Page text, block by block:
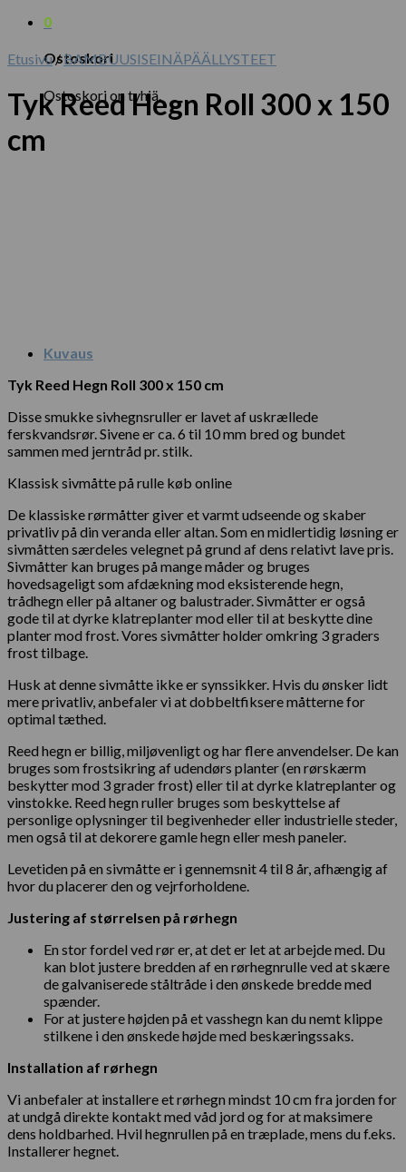
0
Ostoskori
Ostoskori on tyhjä.
Etusivu / BAMBUUSISEINÄPÄÄLLYSTEET
Tyk Reed Hegn Roll 300 x 150
cm
Kuvaus
Tyk Reed Hegn Roll 300 x 150 cm
Disse smukke sivhegnsruller er lavet af uskrællede
ferskvandsrør. Sivene er ca. 6 til 10 mm bred og bundet
sammen med jerntråd pr. stilk.
Klassisk sivmåtte på rulle køb online
De klassiske rørmåtter giver et varmt udseende og skaber
privatliv på din veranda eller altan. Som en midlertidig løsning er
sivmåtten særdeles velegnet på grund af dens relativt lave pris.
Sivmåtter kan bruges på mange måder og bruges
hovedsageligt som afdækning mod eksisterende hegn,
trådhegn eller på altaner og balustrader. Sivmåtter er også
gode til at dyrke klatreplanter mod eller til at beskytte dine
planter mod frost. Vores sivmåtter holder omkring 3 graders
frost tilbage.
Husk at denne sivmåtte ikke er synssikker. Hvis du ønsker lidt
mere privatliv, anbefaler vi at dobbeltfiksere måtterne for
optimal tæthed.
Reed hegn er billig, miljøvenligt og har flere anvendelser. De kan
bruges som frostsikring af udendørs planter (en rørskærm
beskytter mod 3 grader frost) eller til at dyrke klatreplanter og
vinstokke. Reed hegn ruller bruges som beskyttelse af
personlige oplysninger til begivenheder eller industrielle steder,
men også til at dekorere gamle hegn eller mesh paneler.
Levetiden på en sivmåtte er i gennemsnit 4 til 8 år, afhængig af
hvor du placerer den og vejrforholdene.
Justering af størrelsen på rørhegn
En stor fordel ved rør er, at det er let at arbejde med. Du
kan blot justere bredden af ​​en rørhegnrulle ved at skære
de galvaniserede ståltråde i den ønskede bredde med
spænder.
For at justere højden på et vasshegn kan du nemt klippe
stilkene i den ønskede højde med beskæringssaks.
Installation af rørhegn
Vi anbefaler at installere et rørhegn mindst 10 cm fra jorden for
at undgå direkte kontakt med våd jord og for at maksimere
dens holdbarhed. Hvil hegnrullen på en træplade, mens du f.eks.
Installerer hegnet.